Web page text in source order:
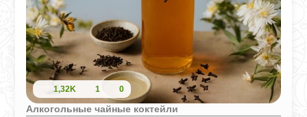
1,32K 1 0
Алкогольные чайные коктейли